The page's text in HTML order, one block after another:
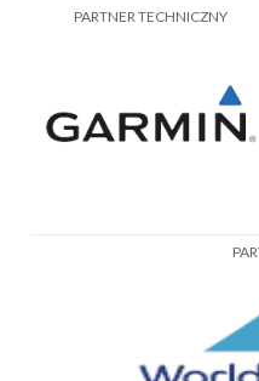
PARTNER TECHNICZNY